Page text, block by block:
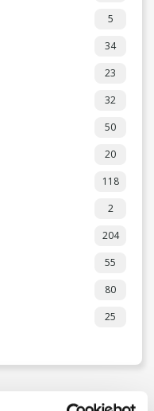
5
34
23
32
50
20
118
2
204
55
80
25
